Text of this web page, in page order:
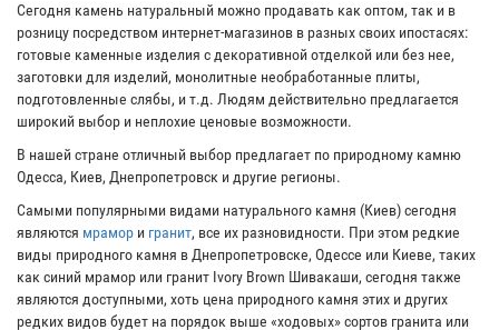
Сегодня камень натуральный можно продавать как оптом, так и в
розницу посредством интернет-магазинов в разных своих ипостасях:
готовые каменные изделия с декоративной отделкой или без нее,
заготовки для изделий, монолитные необработанные плиты,
подготовленные слябы, и т.д. Людям действительно предлагается
широкий выбор и неплохие ценовые возможности.
В нашей стране отличный выбор предлагает по природному камню
Одесса, Киев, Днепропетровск и другие регионы.
Самыми популярными видами натурального камня (Киев) сегодня
являются мрамор и гранит, все их разновидности. При этом редкие
виды природного камня в Днепропетровске, Одессе или Киеве, таких
как синий мрамор или гранит Ivory Brown Шивакаши, сегодня также
являются доступными, хоть цена природного камня этих и других
редких видов будет на порядок выше «ходовых» сортов гранита или